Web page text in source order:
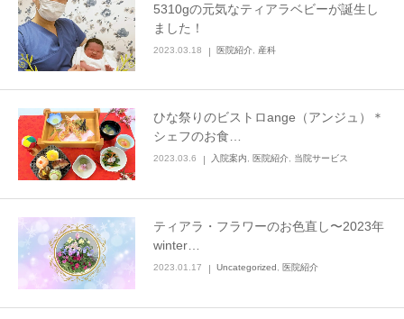
5310gの元気なティアラベビーが誕生し
ました！
2023.03.18 医院紹介 産科
ひな祭りのビストロange（アンジュ）＊
シェフのお食…
2023.03.6 入院案内, 医院紹介, 当院サービス
ティアラ・フラワーのお色直し〜2023年
winter…
2023.01.17 Uncategorized, 医院紹介